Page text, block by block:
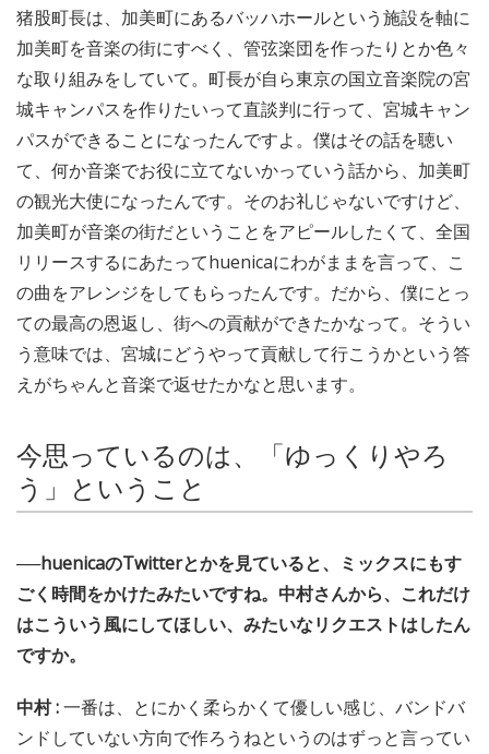
猪股町長は、加美町にあるバッハホールという施設を軸に
加美町を音楽の街にすべく、管弦楽団を作ったりとか色々
な取り組みをしていて。町長が自ら東京の国立音楽院の宮
城キャンパスを作りたいって直談判に行って、宮城キャン
パスができることになったんですよ。僕はその話を聴い
て、何か音楽でお役に立てないかっていう話から、加美町
の観光大使になったんです。そのお礼じゃないですけど、
加美町が音楽の街だということをアピールしたくて、全国
リリースするにあたってhuenicaにわがままを言って、こ
の曲をアレンジをしてもらったんです。だから、僕にとっ
ての最高の恩返し、街への貢献ができたかなって。そうい
う意味では、宮城にどうやって貢献して行こうかという答
えがちゃんと音楽で返せたかなと思います。
今思っているのは、「ゆっくりやろ
う」ということ
──huenicaのTwitterとかを見ていると、ミックスにもす
ごく時間をかけたみたいですね。中村さんから、これだけ
はこういう風にしてほしい、みたいなリクエストはしたん
ですか。
中村 :一番は、とにかく柔らかくて優しい感じ、バンドバ
ンドしていない方向で作ろうねというのはずっと言ってい